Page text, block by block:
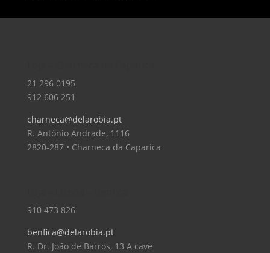
21 296 0195
912 606 251
charneca@delarobia.pt
R. António Andrade, 1116
2820-287 • Charneca da Caparica
910 473 826
benfica@delarobia.pt
R. Dr. João de Barros, 13 A cave